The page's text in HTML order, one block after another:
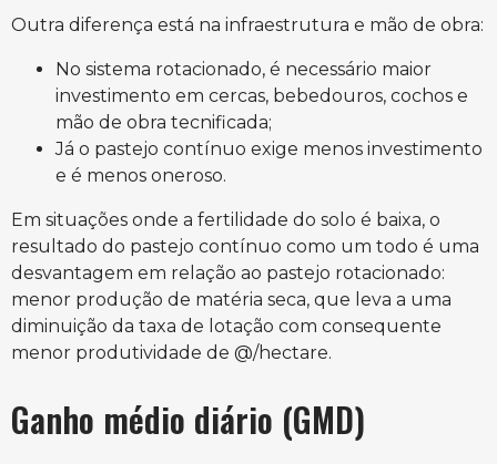
Outra diferença está na infraestrutura e mão de obra:
No sistema rotacionado, é necessário maior
investimento em cercas, bebedouros, cochos e
mão de obra tecnificada;
Já o pastejo contínuo exige menos investimento
e é menos oneroso.
Em situações onde a fertilidade do solo é baixa, o
resultado do pastejo contínuo como um todo é uma
desvantagem em relação ao pastejo rotacionado:
menor produção de matéria seca, que leva a uma
diminuição da taxa de lotação com consequente
menor produtividade de @/hectare.
Ganho médio diário (GMD)